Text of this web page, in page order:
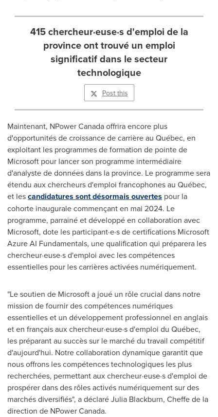
415 chercheur·euse·s d'emploi de la
province ont trouvé un emploi
significatif dans le secteur
technologique
Post this
Maintenant, NPower Canada offrira encore plus
d'opportunités de croissance de carrière au Québec, en
exploitant les programmes de formation de pointe de
Microsoft pour lancer son programme intermédiaire
d'analyste de données dans la province. Le programme sera
étendu aux chercheurs d'emploi francophones au Québec,
et lescandidatures sont désormais ouvertes pour la
cohorte inaugurale commençant en mai 2024. Le
programme, parrainé et développé en collaboration avec
Microsoft, dote les participant·e·s de certifications Microsoft
Azure AI Fundamentals, une qualification qui préparera les
chercheur·euse·s d'emploi avec les compétences
essentielles pour les carrières activées numériquement.
"Le soutien de Microsoft a joué un rôle crucial dans notre
mission de fournir des compétences numériques
essentielles et un développement professionnel en anglais
et en français aux chercheur·euse·s d'emploi du Québec,
les préparant au succès sur le marché du travail compétitif
d'aujourd'hui. Notre collaboration dynamique garantit que
nous offrons les compétences technologiques les plus
recherchées, permettant aux chercheur·euse·s d'emploi de
prospérer dans des rôles activés numériquement sur des
marchés diversifiés", a déclaréJulia Blackburn, Cheffe de la
direction de NPower Canada.